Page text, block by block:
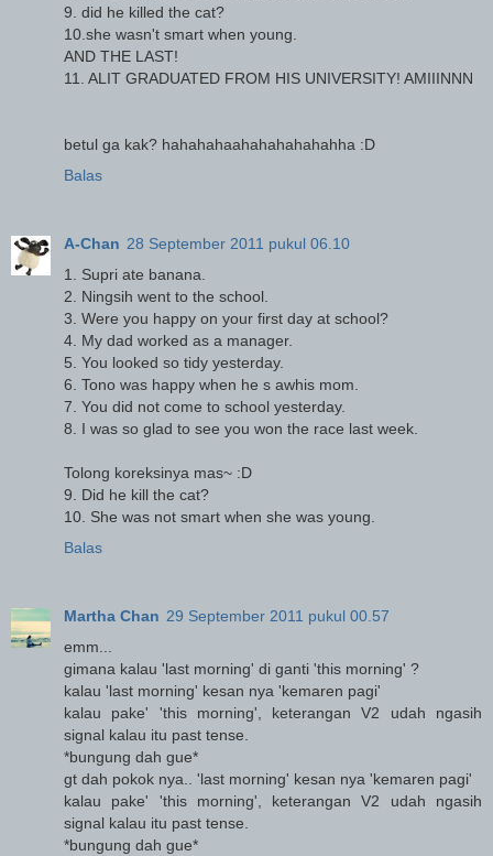
9. did he killed the cat?
10.she wasn't smart when young.
AND THE LAST!
11. ALIT GRADUATED FROM HIS UNIVERSITY! AMIIINNN
betul ga kak? hahahahaahahahahahahha :D
Balas
A-Chan 28 September 2011 pukul 06.10
1. Supri ate banana.
2. Ningsih went to the school.
3. Were you happy on your first day at school?
4. My dad worked as a manager.
5. You looked so tidy yesterday.
6. Tono was happy when he s awhis mom.
7. You did not come to school yesterday.
8. I was so glad to see you won the race last week.
Tolong koreksinya mas~ :D
9. Did he kill the cat?
10. She was not smart when she was young.
Balas
Martha Chan 29 September 2011 pukul 00.57
emm...
gimana kalau 'last morning' di ganti 'this morning' ?
kalau 'last morning' kesan nya 'kemaren pagi'
kalau pake' 'this morning', keterangan V2 udah ngasih
signal kalau itu past tense.
*bungung dah gue*
gt dah pokok nya.. 'last morning' kesan nya 'kemaren pagi'
kalau pake' 'this morning', keterangan V2 udah ngasih
signal kalau itu past tense.
*bungung dah gue*